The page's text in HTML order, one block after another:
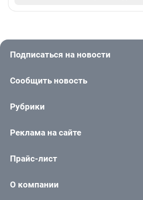
Подписаться на новости
Сообщить новость
Рубрики
Реклама на сайте
Прайс-лист
О компании